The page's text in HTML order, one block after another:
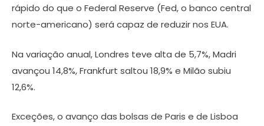
rápido do que o Federal Reserve (Fed, o banco central
norte-americano) será capaz de reduzir nos EUA.
Na variação anual, Londres teve alta de 5,7%, Madri
avançou 14,8%, Frankfurt saltou 18,9% e Milão subiu
12,6%.
Exceções, o avanço das bolsas de Paris e de Lisboa